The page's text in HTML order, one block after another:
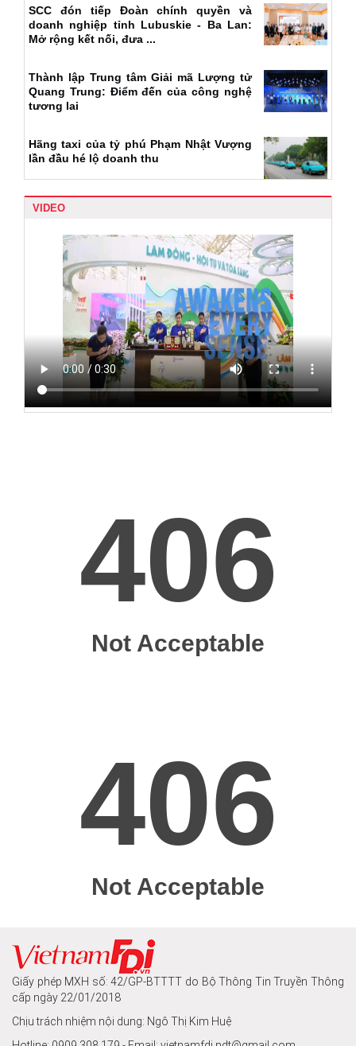
SCC đón tiếp Đoàn chính quyền và
doanh nghiệp tỉnh Lubuskie - Ba Lan:
Mở rộng kết nối, đưa ...
Thành lập Trung tâm Giải mã Lượng tử
Quang Trung: Điểm đến của công nghệ
tương lai
Hãng taxi của tỷ phú Phạm Nhật Vượng
lần đầu hé lộ doanh thu
VIDEO
Giấy phép MXH số: 42/GP-BTTTT do Bộ Thông Tin Truyền Thông
cấp ngày 22/01/2018
Chịu trách nhiệm nội dung: Ngô Thị Kim Huệ